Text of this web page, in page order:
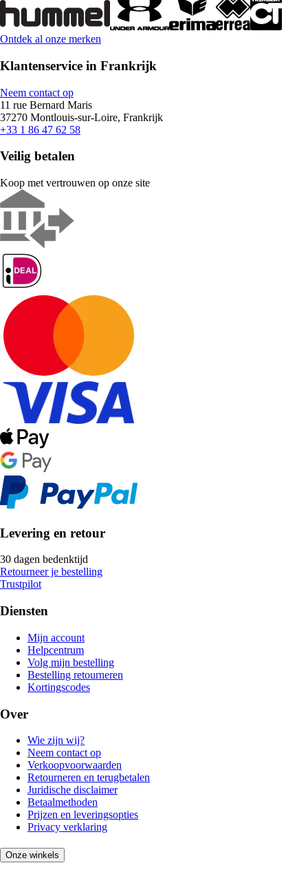
Ontdek al onze merken
Klantenservice in Frankrijk
Neem contact op
11 rue Bernard Maris
37270 Montlouis-sur-Loire, Frankrijk
+33 1 86 47 62 58
Veilig betalen
Koop met vertrouwen op onze site
Levering en retour
30 dagen bedenktijd
Retourneer je bestelling
Trustpilot
Diensten
Mijn account
Helpcentrum
Volg mijn bestelling
Bestelling retourneren
Kortingscodes
Over
Wie zijn wij?
Neem contact op
Verkoopvoorwaarden
Retourneren en terugbetalen
Juridische disclaimer
Betaalmethoden
Prijzen en leveringsopties
Privacy verklaring
Onze winkels